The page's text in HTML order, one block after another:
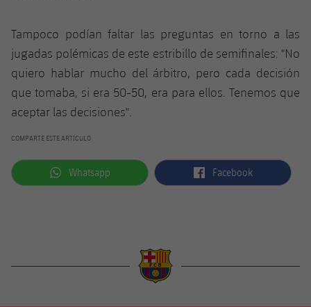
Calendario
Resultados
Clasificaciones
Voleibol masculino
Voleibol femenino
Apúntate a las amateurs
Carnet de las Secciones Amateurs
PLUSICON
MÁS
League of Legends
VALORANT Game Changers
Tampoco podían faltar las preguntas en torno a las
jugadas polémicas de este estribillo de semifinales: "No
quiero hablar mucho del árbitro, pero cada decisión
que tomaba, si era 50-50, era para ellos. Tenemos que
aceptar las decisiones".
COMPARTE ESTE ARTÍCULO
label.aria.whatsapp
Whatsapp label.aria.facebook
Facebook